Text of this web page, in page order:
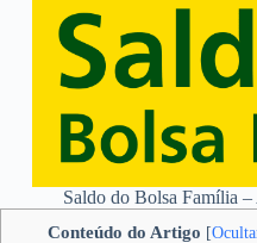
Saldo do Bolsa Família
Conteúdo do Artigo [